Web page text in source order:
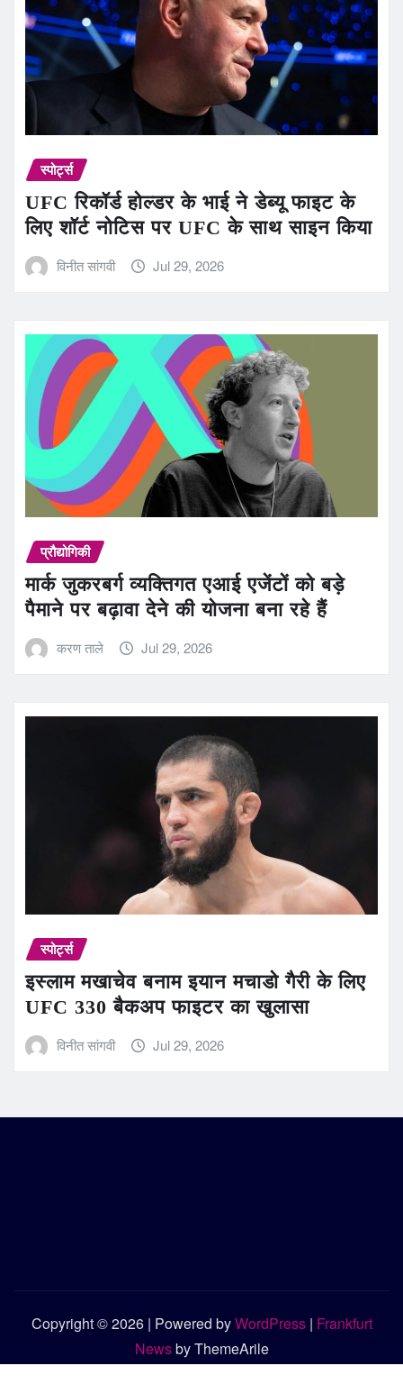
स्पोर्ट्स
UFC रिकॉर्ड होल्डर के भाई ने डेब्यू फाइट के
लिए शॉर्ट नोटिस पर UFC के साथ साइन किया
विनीत सांगवी Jul 29, 2026
प्रौद्योगिकी
मार्क जुकरबर्ग व्यक्तिगत एआई एजेंटों को बड़े
पैमाने पर बढ़ावा देने की योजना बना रहे हैं
करण ताले Jul 29, 2026
स्पोर्ट्स
इस्लाम मखाचेव बनाम इयान मचाडो गैरी के लिए
UFC 330 बैकअप फाइटर का खुलासा
विनीत सांगवी Jul 29, 2026
Copyright © 2026 | Powered byWordPress | Frankfurt
Newsby ThemeArile